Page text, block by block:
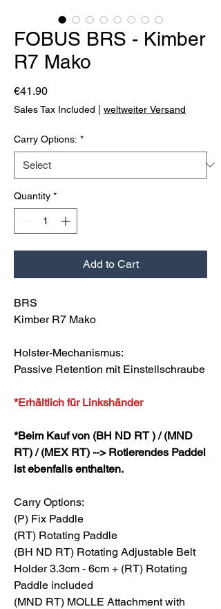
FOBUS BRS - Kimber
R7 Mako
€41.90Price
Sales Tax Included weltweiter Versand
Carry Options: *
Quantity *
Add to Cart
BRS
Kimber R7 Mako
Holster-Mechanismus:
Passive Retention mit Einstellschraube
*Erhältlich für Linkshänder
*Beim Kauf von (BH ND RT ) / (MND
RT) / (MEX RT) --> Rotierendes Paddel
ist ebenfalls enthalten.
Carry Options:
(P) Fix Paddle
(RT) Rotating Paddle
(BH ND RT) Rotating Adjustable Belt
Holder 3.3cm - 6cm + (RT) Rotating
Paddle included
(MND RT) MOLLE Attachment with